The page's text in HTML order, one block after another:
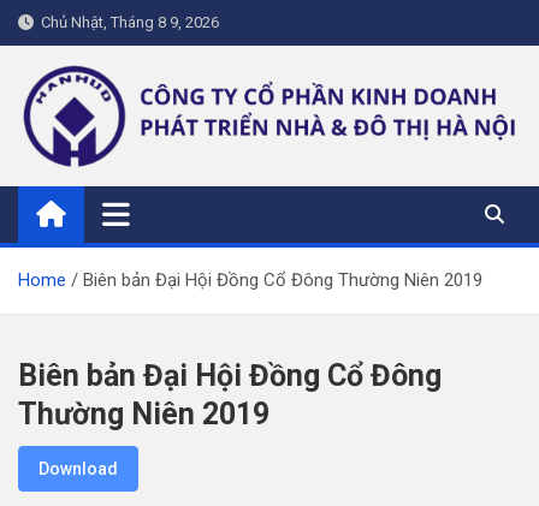
Skip
to
content
Chủ Nhật, Tháng 8 9, 2026
hanhud.vn
Home Biên bản Đại Hội Đồng Cổ Đông Thường Niên 2019
Biên bản Đại Hội Đồng Cổ Đông
Thường Niên 2019
Download